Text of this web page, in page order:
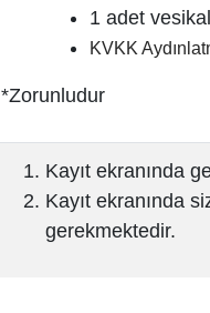
1 adet
KVKK
*Zorunludur
Kayıt ekranında
Kayıt ekranında
gerekmektedir.